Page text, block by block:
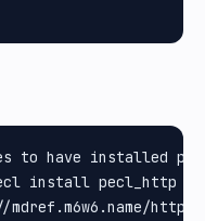
to have installed
install pecl_http
http